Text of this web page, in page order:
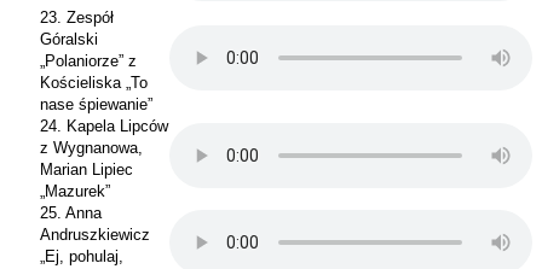
23. Zespół
Góralski
„Polaniorze” z
Kościeliska „To
nase śpiewanie”
24. Kapela Lipców
z Wygnanowa,
Marian Lipiec
„Mazurek”
25. Anna
Andruszkiewicz
„Ej, pohulaj,